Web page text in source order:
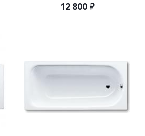
12 800₽